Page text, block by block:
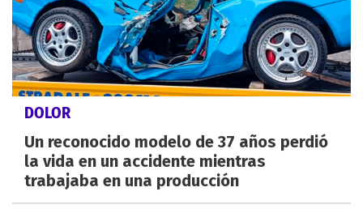
DOLOR
Un reconocido modelo de 37 años perdió
la vida en un accidente mientras
trabajaba en una producción